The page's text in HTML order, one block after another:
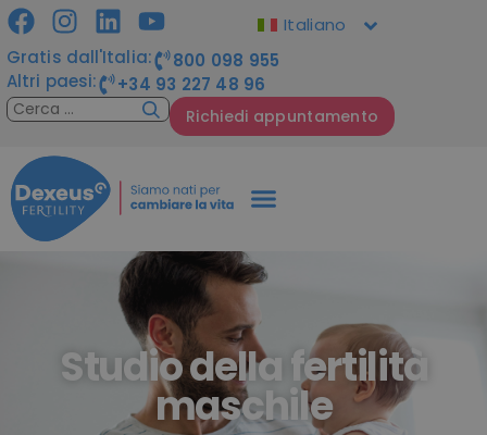
Gratis dall'Italia:
800 098 955
Altri paesi:
+34 93 227 48 96
Richiedi appuntamento
Italiano
Studio della fertilità
maschile